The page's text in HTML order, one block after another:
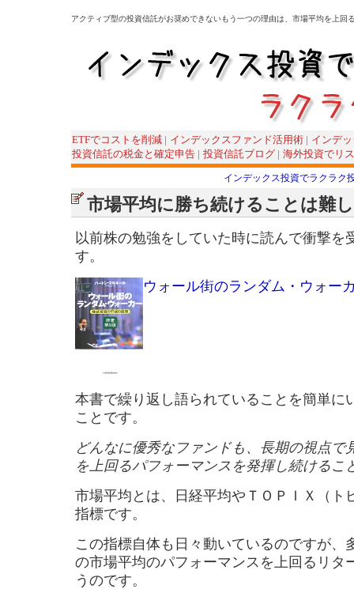
アクティブ型の投資信託がお奨めできないもう一つの理由は、市場平均を上
ETFでコストを削減 | インデックスファンド活用術 | インデ
投資信託の税金と確定申告 | 投資信託ブログ | 海外投資でリ
インデックス投資でラクラク
市場平均に勝ち続けることは難
以前株の勉強をしていた時に読んで衝撃を
す。
ウォール街のランダム・ウォー
本書で繰り返し語られていることを簡単に
ことです。
どんなに優秀なファンドも、長期の視点で
を上回るパフォーマンスを発揮し続けるこ
市場平均とは、日経平均やＴＯＰＩＸ（ト
指標です。
この指標自体も日々動いているのですが、
の市場平均のパフォーマンスを上回るリタ
うのです。